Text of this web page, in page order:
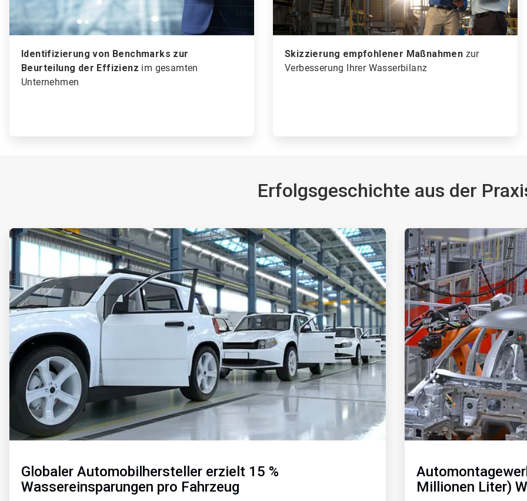
Identifizierung von Benchmarks zur
Beurteilung der Effizienz im gesamten
Unternehmen
Skizzierung empfohlener Maßnahmen zur
Verbesserung Ihrer Wasserbilanz
Erfolgsgeschichte aus der
ArticleTile
von
Globaler Automobilhersteller erzielt 15 %
Wassereinsparungen pro Fahrzeug
ArticleTile
2
von
2
Millionen Liter)